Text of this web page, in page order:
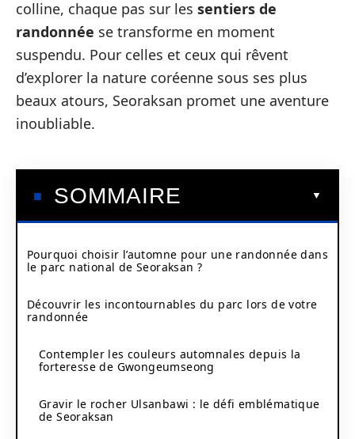
colline, chaque pas sur les sentiers de
randonnée se transforme en moment
suspendu. Pour celles et ceux qui rêvent
d’explorer la nature coréenne sous ses plus
beaux atours, Seoraksan promet une aventure
inoubliable.
SOMMAIRE
Pourquoi choisir l’automne pour une randonnée dans
le parc national de Seoraksan ?
Découvrir les incontournables du parc lors de votre
randonnée
Contempler les couleurs automnales depuis la
forteresse de Gwongeumseong
Gravir le rocher Ulsanbawi : le défi emblématique
de Seoraksan